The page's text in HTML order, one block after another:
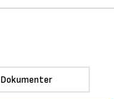
Dokumenter